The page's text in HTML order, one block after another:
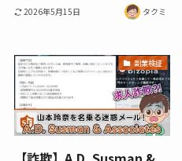
2026年5月15日 タクミ
副業検証